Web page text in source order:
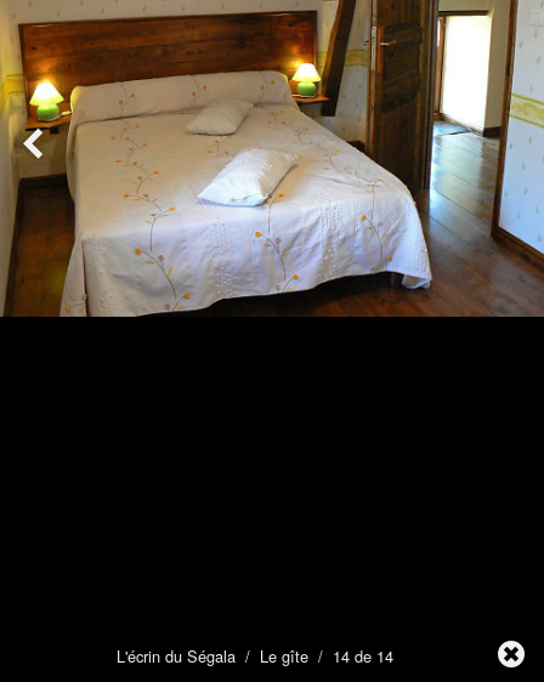
L'écrin du Ségala / Le gîte / 14 de 14